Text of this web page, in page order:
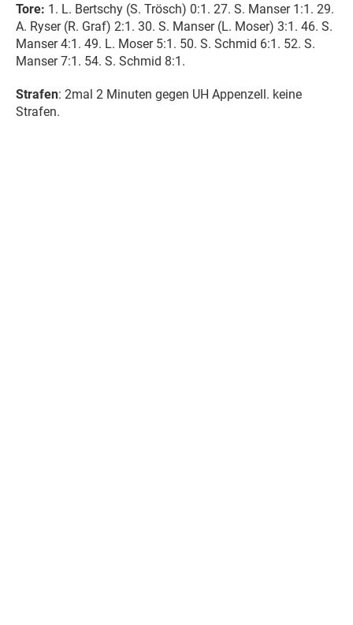
Tore: 1. L. Bertschy (S. Trösch) 0:1. 27. S. Manser 1:1. 29.
A. Ryser (R. Graf) 2:1. 30. S. Manser (L. Moser) 3:1. 46. S.
Manser 4:1. 49. L. Moser 5:1. 50. S. Schmid 6:1. 52. S.
Manser 7:1. 54. S. Schmid 8:1.
Strafen: 2mal 2 Minuten gegen UH Appenzell. keine
Strafen.